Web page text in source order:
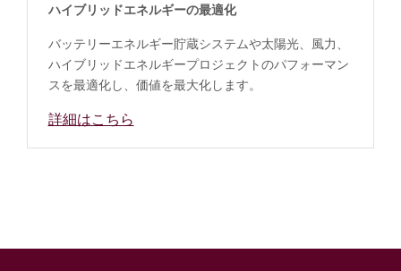
ハイブリッドエネルギーの最適化
バッテリーエネルギー貯蔵システムや太陽光、風力、
ハイブリッドエネルギープロジェクトのパフォーマン
スを最適化し、価値を最大化します。
詳細はこちら